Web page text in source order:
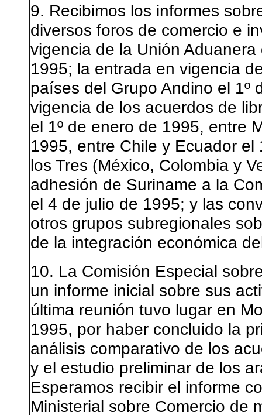
9. Recibimos los informes
diversos foros de comercio e
vigencia de la Unión
1995; la entrada en vigencia
países del Grupo Andino el 1º
vigencia de los acuerdos de
el 1º de enero de 1995, entre
1995, entre Chile y Ecuador
los Tres (México, Colombia y
adhesión de Suriname a la
el 4 de julio de 1995; y las
otros grupos subregionales
de la integración económica
10. La Comisión Especial
un informe inicial sobre sus
última reunión tuvo lugar en
1995, por haber concluido la
análisis comparativo de los
y el estudio preliminar de los
Esperamos recibir el informe
Ministerial sobre Comercio de